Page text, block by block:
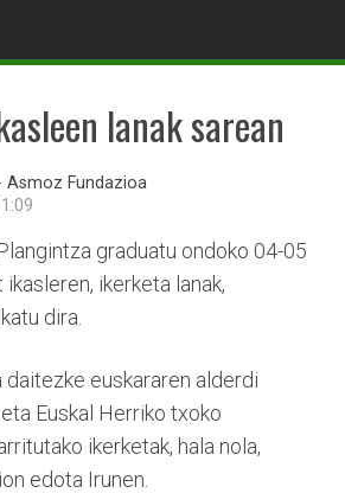
lanak sarean
Asmoz Fundazioa
graduatu ondoko 04-05
ikerketa lanak,
dira.
euskararen alderdi
Euskal Herriko txoko
ikerketak, hala nola,
edota Irunen.